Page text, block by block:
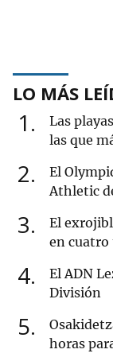
LO MÁS
1
Las
las que
2
El
Athletic
3
El
en cuatro
4
El ADN
División
5
horas